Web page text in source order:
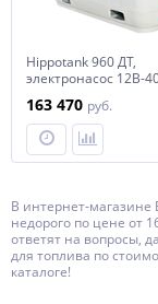
Hippotank 960 ДТ,
электронасос 12В-
163 470 руб.
В интернет-магазине
недорого по цене от
ответят на вопросы,
для топлива по
каталоге!